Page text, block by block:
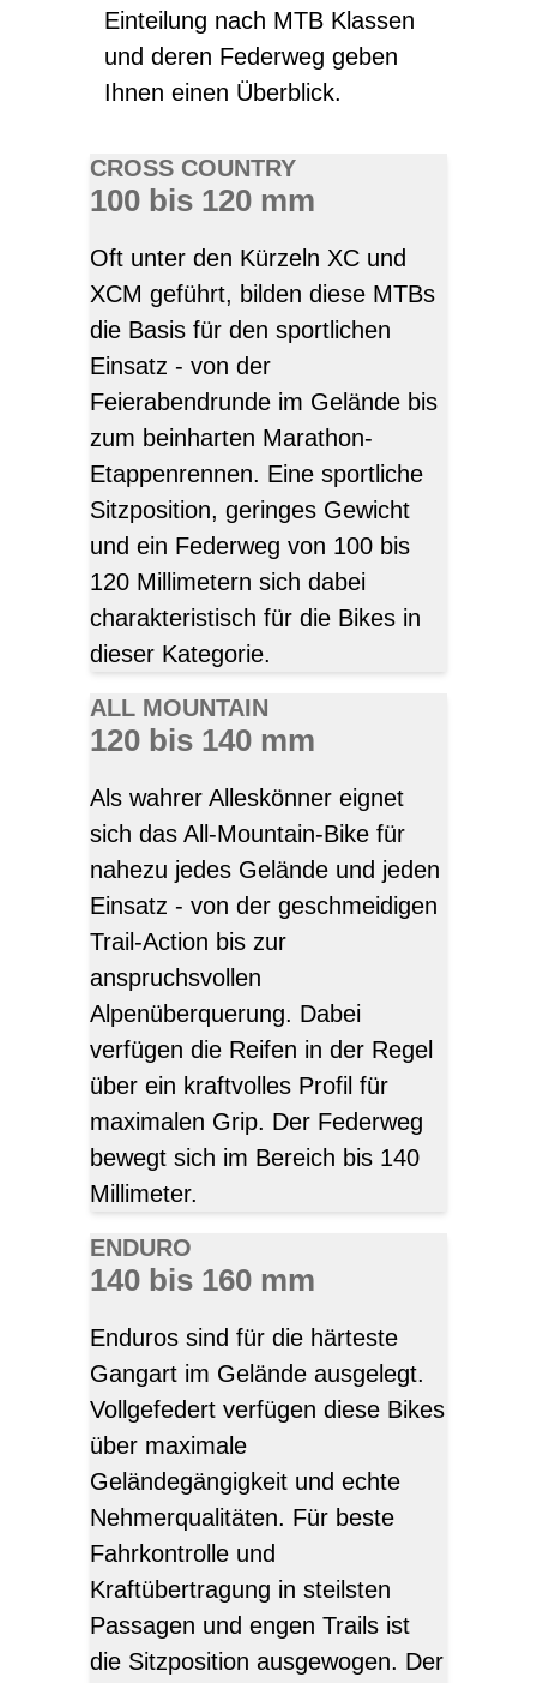
Einteilung nach MTB Klassen
und deren Federweg geben
Ihnen einen Überblick.
CROSS COUNTRY
100 bis 120 mm
Oft unter den Kürzeln XC und
XCM geführt, bilden diese MTBs
die Basis für den sportlichen
Einsatz - von der
Feierabendrunde im Gelände bis
zum beinharten Marathon-
Etappenrennen. Eine sportliche
Sitzposition, geringes Gewicht
und ein Federweg von 100 bis
120 Millimetern sich dabei
charakteristisch für die Bikes in
dieser Kategorie.
ALL MOUNTAIN
120 bis 140 mm
Als wahrer Alleskönner eignet
sich das All-Mountain-Bike für
nahezu jedes Gelände und jeden
Einsatz - von der geschmeidigen
Trail-Action bis zur
anspruchsvollen
Alpenüberquerung. Dabei
verfügen die Reifen in der Regel
über ein kraftvolles Profil für
maximalen Grip. Der Federweg
bewegt sich im Bereich bis 140
Millimeter.
ENDURO
140 bis 160 mm
Enduros sind für die härteste
Gangart im Gelände ausgelegt.
Vollgefedert verfügen diese Bikes
über maximale
Geländegängigkeit und echte
Nehmerqualitäten. Für beste
Fahrkontrolle und
Kraftübertragung in steilsten
Passagen und engen Trails ist
die Sitzposition ausgewogen. Der